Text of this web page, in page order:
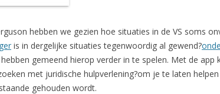
hebben we gezien hoe situaties in de VS soms
is in dergelijke situaties tegenwoordig al gewend?
gemeend hierop verder in te spelen. Met de
met juridische hulpverlening?om je te laten
gehouden wordt.